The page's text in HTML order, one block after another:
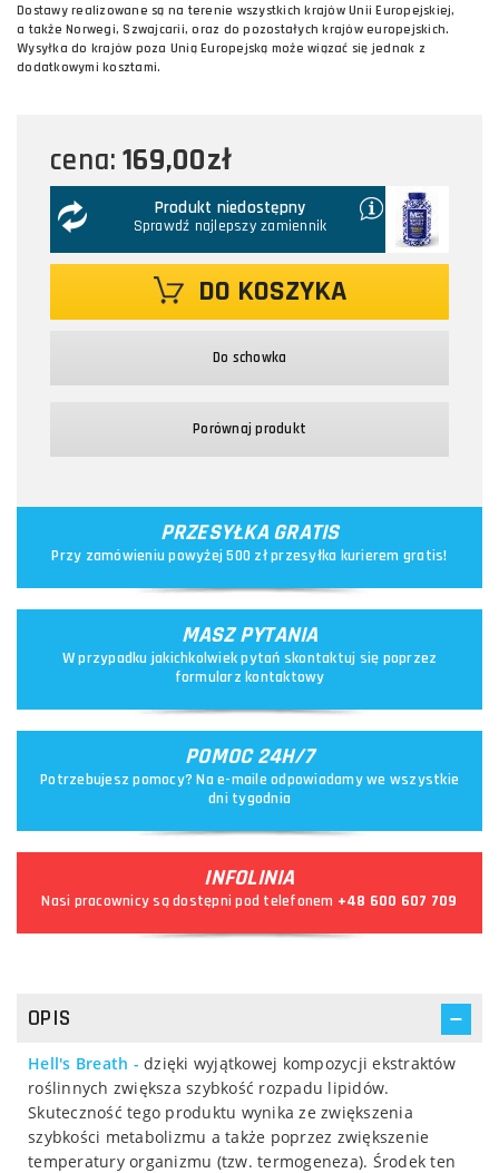
Dostawy realizowane są na terenie wszystkich krajów Unii Europejskiej,
a także Norwegi, Szwajcarii, oraz do pozostałych krajów europejskich.
Wysyłka do krajów poza Unią Europejską może wiązać się jednak z
dodatkowymi kosztami.
cena: 169,00zł
Produkt niedostępny
Sprawdź najlepszy zamiennik
DO KOSZYKA
Do schowka
Porównaj produkt
PRZESYŁKA GRATIS
Przy zamówieniu powyżej 500 zł przesyłka kurierem gratis!
MASZ PYTANIA
W przypadku jakichkolwiek pytań skontaktuj się poprzez
formularz kontaktowy
POMOC 24H/7
Potrzebujesz pomocy? Na e-maile odpowiadamy we wszystkie
dni tygodnia
INFOLINIA
Nasi pracownicy są dostępni pod telefonem +48 600 607 709
OPIS
Hell's Breath - dzięki wyjątkowej kompozycji ekstraktów
roślinnych zwiększa szybkość rozpadu lipidów.
Skuteczność tego produktu wynika ze zwiększenia
szybkości metabolizmu a także poprzez zwiększenie
temperatury organizmu (tzw. termogeneza). Środek ten